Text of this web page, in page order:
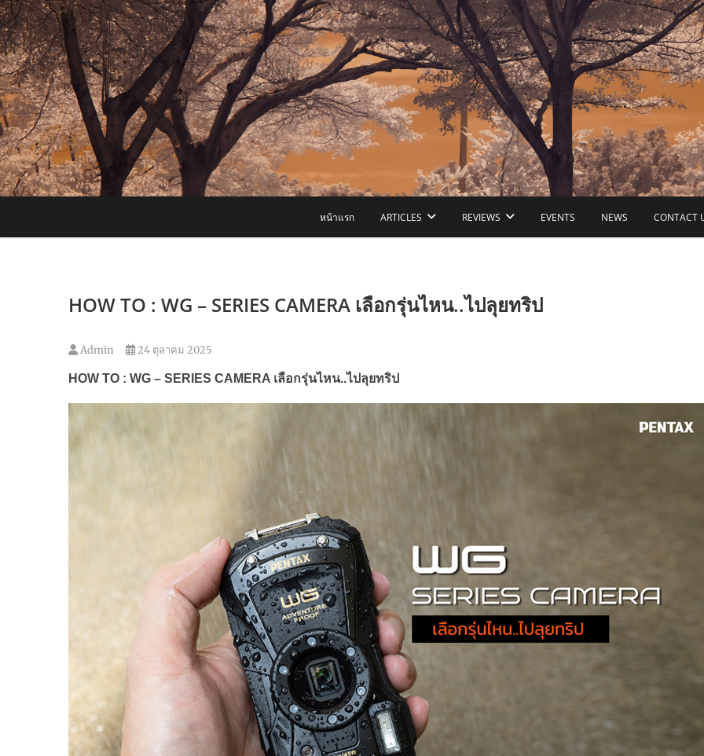
Skip
to
content
หน้าแรก ARTICLES REVIEWS EVENTS NEWS CONTACT
HOW TO : WG – SERIES CAMERA เลือกรุ่นไหน..ไปลุยทริป
Admin 24 ตุลาคม 2025
HOW TO : WG – SERIES CAMERA เลือกรุ่นไหน..ไปลุยทริป